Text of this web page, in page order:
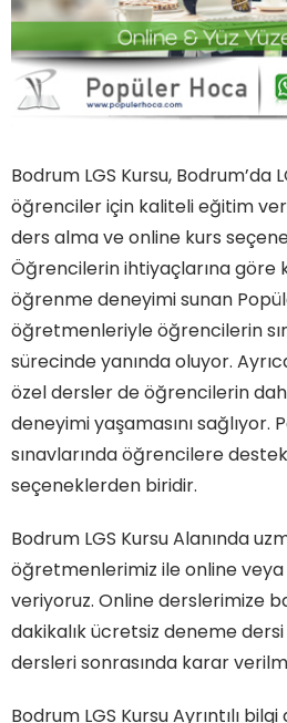
Bodrum LGS Kursu, Bodrum’da
öğrenciler için kaliteli eğitim
ders alma ve online kurs
Öğrencilerin ihtiyaçlarına göre
öğrenme deneyimi sunan
öğretmenleriyle öğrencilerin
sürecinde yanında oluyor.
özel dersler de öğrencilerin
deneyimi yaşamasını sağlıyor.
sınavlarında öğrencilere
seçeneklerden biridir.
Bodrum LGS Kursu Alanında
öğretmenlerimiz ile online veya
veriyoruz. Online derslerimize
dakikalık ücretsiz deneme
dersleri sonrasında karar
Bodrum LGS Kursu Ayrıntılı